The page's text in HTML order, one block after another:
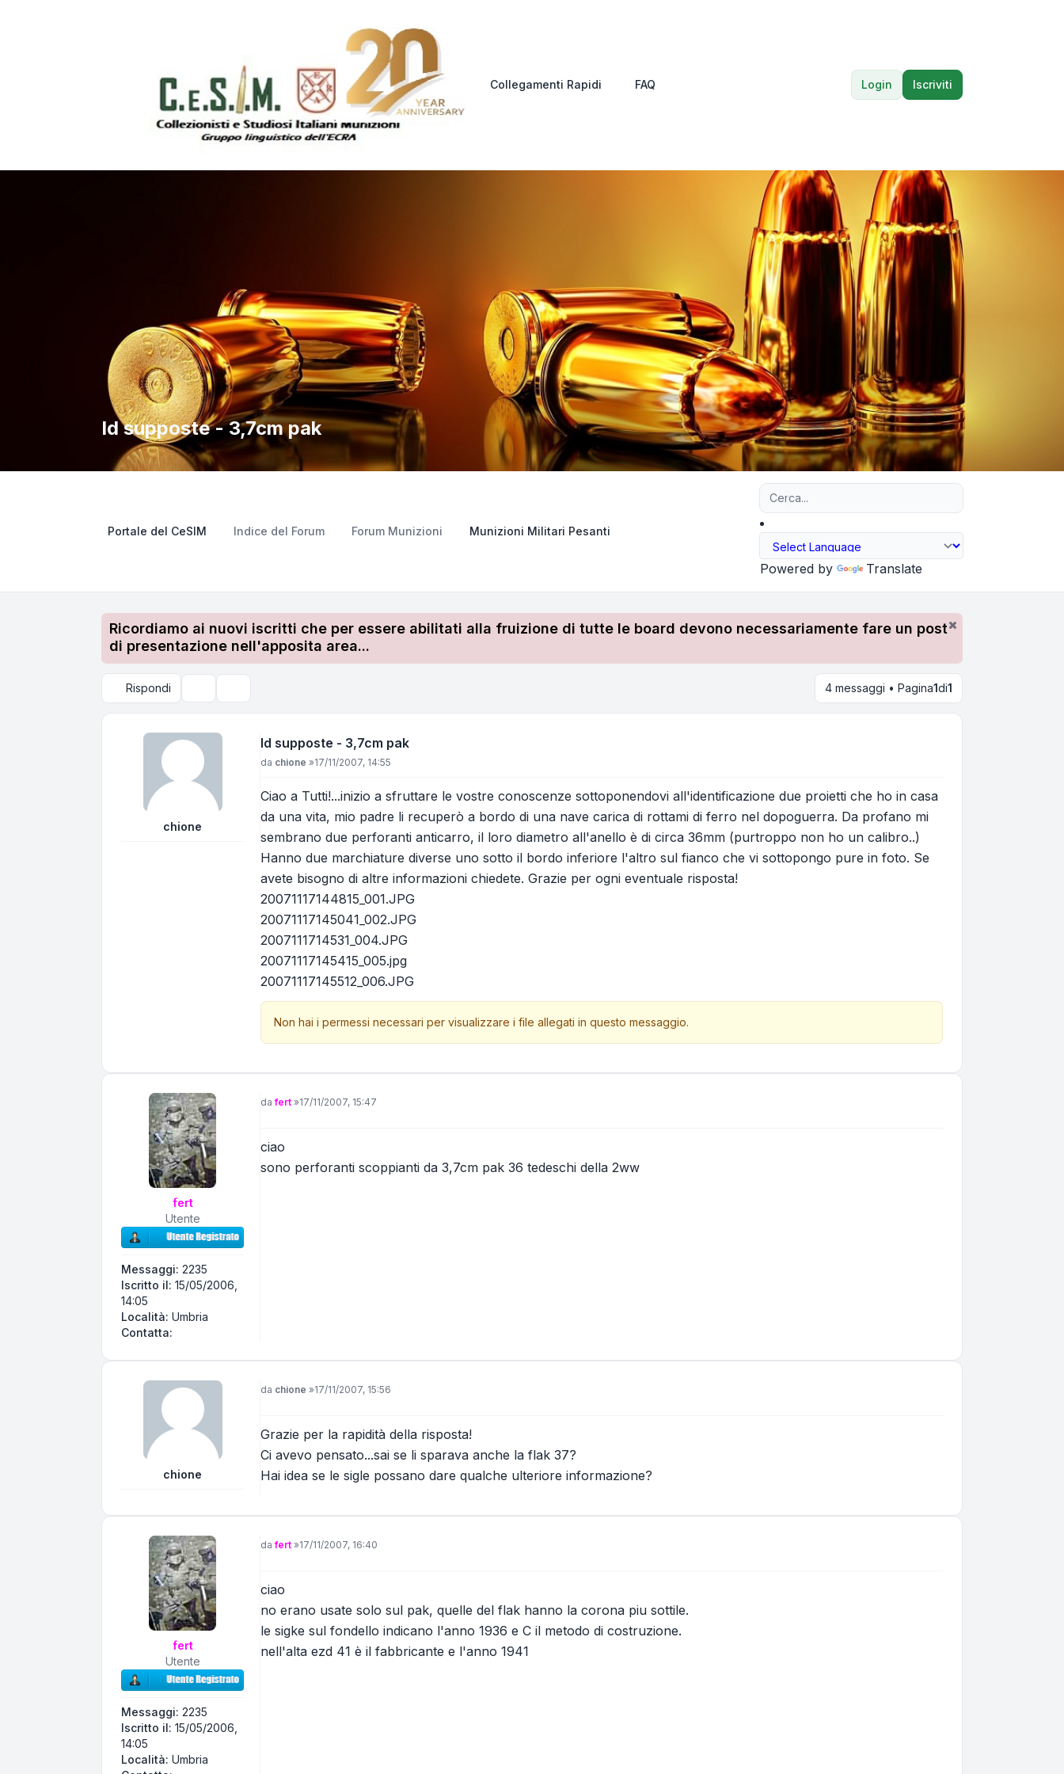
Collegamenti Rapidi FAQ Login Iscriviti
Id supposte - 3,7cm pak
Portale del CeSIM Indice del Forum Forum Munizioni Munizioni Militari Pesanti
Powered by Translate
Ricordiamo ai nuovi iscritti che per essere abilitati alla fruizione di tutte le board devono necessariamente fare un post
di presentazione nell'apposita area...
Rispondi 4 messaggi • Pagina1di1
chione
Id supposte - 3,7cm pak
Messaggio
da chione »17/11/2007, 14:55
Ciao a Tutti!...inizio a sfruttare le vostre conoscenze sottoponendovi all'identificazione due proietti che ho in casa
da una vita, mio padre li recuperò a bordo di una nave carica di rottami di ferro nel dopoguerra. Da profano mi
sembrano due perforanti anticarro, il loro diametro all'anello è di circa 36mm (purtroppo non ho un calibro..)
Hanno due marchiature diverse uno sotto il bordo inferiore l'altro sul fianco che vi sottopongo pure in foto. Se
avete bisogno di altre informazioni chiedete. Grazie per ogni eventuale risposta!
20071117144815_001.JPG
20071117145041_002.JPG
2007111714531_004.JPG
20071117145415_005.jpg
20071117145512_006.JPG
Non hai i permessi necessari per visualizzare i file allegati in questo messaggio.
fert
Utente
Messaggi: 2235
Iscritto il: 15/05/2006,
14:05
Località: Umbria
Contatta:
Messaggio
dafert »17/11/2007, 15:47
ciao
sono perforanti scoppianti da 3,7cm pak 36 tedeschi della 2ww
chione
Messaggio
da chione »17/11/2007, 15:56
Grazie per la rapidità della risposta!
Ci avevo pensato...sai se li sparava anche la flak 37?
Hai idea se le sigle possano dare qualche ulteriore informazione?
fert
Utente
Messaggi: 2235
Iscritto il: 15/05/2006,
14:05
Località: Umbria
Messaggio
dafert »17/11/2007, 16:40
ciao
no erano usate solo sul pak, quelle del flak hanno la corona piu sottile.
le sigke sul fondello indicano l'anno 1936 e C il metodo di costruzione.
nell'alta ezd 41 è il fabbricante e l'anno 1941